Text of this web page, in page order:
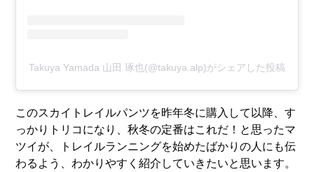
Takuya Yamada 山田 琢也(@takuya.alp)がシェアした投稿
このスカイトレイルパンツを昨年冬に購入して以降、す
っかりトリコになり、秋冬の定番はこれだ！と思ったマ
ツイが、トレイルランニングを始めたばかりの人にも伝
わるよう、わかりやすく紹介していきたいと思います。